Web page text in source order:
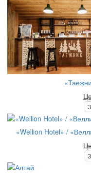
«Wellion Hotel» /